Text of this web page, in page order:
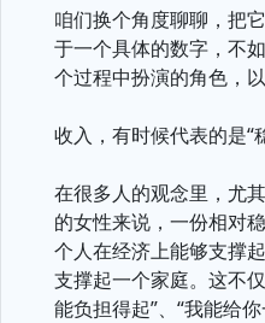
咱们换个角度聊聊，把
于一个具体的数字，不
个过程中扮演的角色，
收入，有时候代表的是“
在很多人的观念里，尤
的女性来说，一份相对
个人在经济上能够支撑
支撑起一个家庭。这不
能负担得起”、“我能给